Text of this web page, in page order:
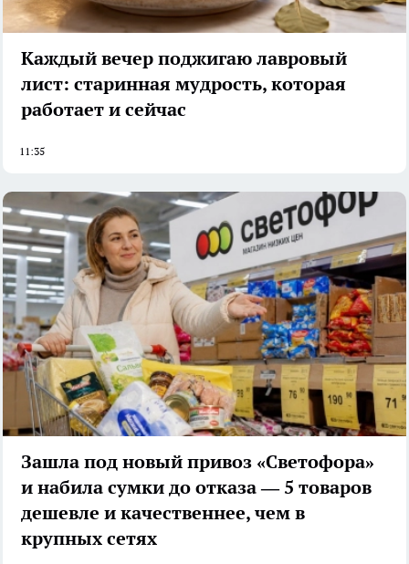
Каждый вечер поджигаю лавровый
лист: старинная мудрость, которая
работает и сейчас
11:35
Зашла под новый привоз «Светофора»
и набила сумки до отказа — 5 товаров
дешевле и качественнее, чем в
крупных сетях